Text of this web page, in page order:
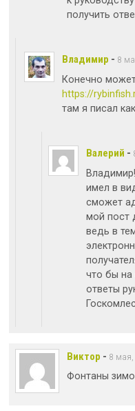
получить
Владимир - 8
Конечно
https://
там я писал
Валерий -
имел в
сможет
мой пост
ведь в
что бы
ответы
Виктор - 8
Фонтаны